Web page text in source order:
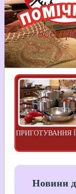
ПРИГОТУВАННЯ
Новини